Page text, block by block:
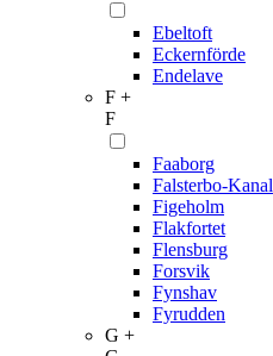
Ebeltoft
Eckernförde
Endelave
F +
F
Faaborg
Falsterbo-Kanal
Figeholm
Flakfortet
Flensburg
Forsvik
Fynshav
Fyrudden
G +